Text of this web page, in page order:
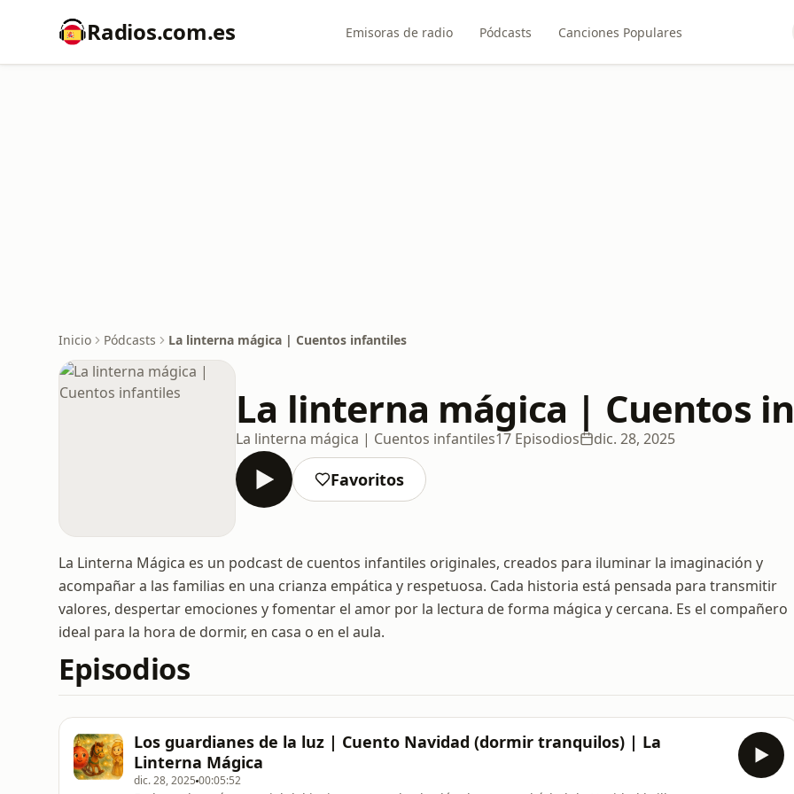
Radios.com.es Emisoras de radio Pódcasts Canciones Populares
Inicio Pódcasts La linterna mágica | Cuentos infantiles
La linterna mágica | Cuentos
La linterna mágica | Cuentos infantiles17 Episodios dic. 28, 2025
Favoritos
La Linterna Mágica es un podcast de cuentos infantiles originales, creados para iluminar la imaginación y
acompañar a las familias en una crianza empática y respetuosa. Cada historia está pensada para transmitir
valores, despertar emociones y fomentar el amor por la lectura de forma mágica y cercana. Es el compañero
ideal para la hora de dormir, en casa o en el aula.
Episodios
Los guardianes de la luz | Cuento Navidad (dormir tranquilos) | La
Linterna Mágica
dic. 28, 2025 00:05:52